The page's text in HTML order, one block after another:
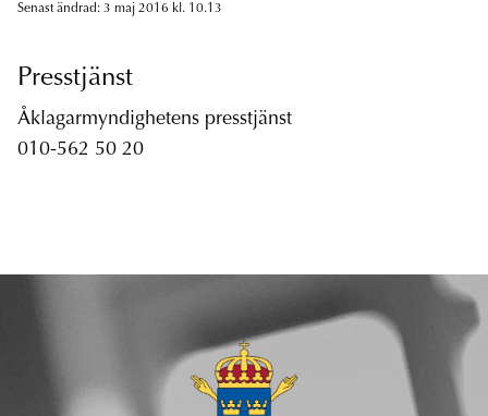
Senast ändrad: 3 maj 2016 kl. 10.13
Presstjänst
Åklagarmyndighetens presstjänst
010-562 50 20